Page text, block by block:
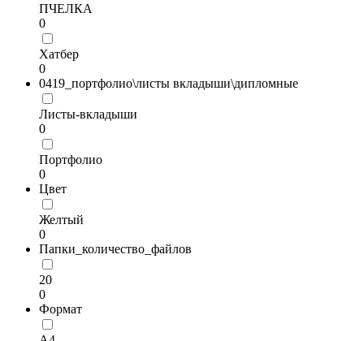
ПЧЕЛКА
0
Хатбер
0
0419_портфолио\листы вкладыши\дипломные
Листы-вкладыши
0
Портфолио
0
Цвет
Желтый
0
Папки_количество_файлов
20
0
Формат